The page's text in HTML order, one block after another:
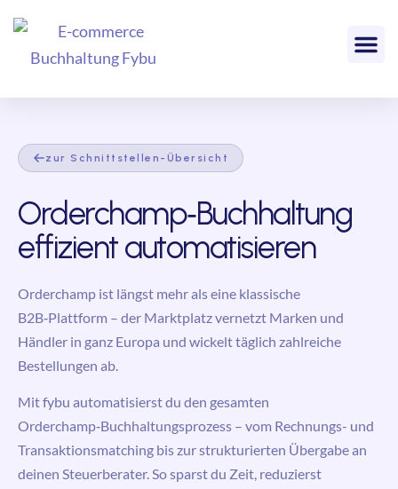
zur Schnittstellen-Übersicht
Orderchamp‑Buchhaltung
effizient automatisieren
Orderchamp ist längst mehr als eine klassische
B2B‑Plattform – der Marktplatz vernetzt Marken und
Händler in ganz Europa und wickelt täglich zahlreiche
Bestellungen ab.
Mitfybu automatisierst du den gesamten
Orderchamp‑Buchhaltungsprozess – vom Rechnungs- und
Transaktionsmatching bis zur strukturierten Übergabe an
deinen Steuerberater. So sparst du Zeit, reduzierst